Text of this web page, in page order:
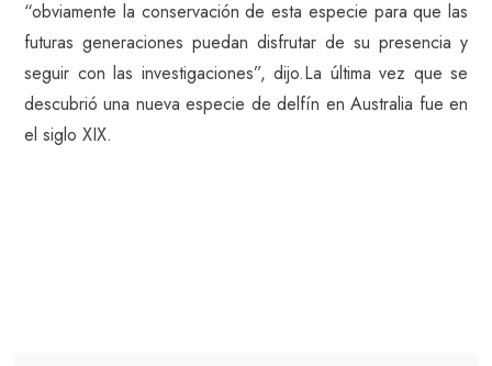
“obviamente la conservación de esta especie para que las
futuras generaciones puedan disfrutar de su presencia y
seguir con las investigaciones”, dijo.La última vez que se
descubrió una nueva especie de delfín en Australia fue en
el siglo XIX.